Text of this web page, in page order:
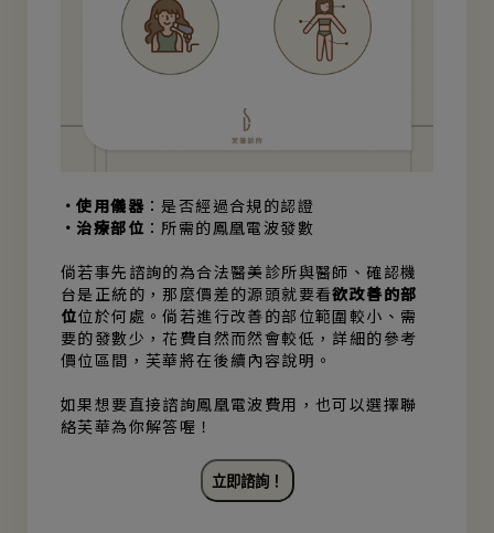
•使用儀器 ：是否經過合規的認證
•治療部位 ：所需的鳳凰電波發數
倘若事先諮詢的為合法醫美診所與醫師、確認機
台是正統的，那麼價差的源頭就要看欲改善的部
位位於何處。倘若進行改善的部位範圍較小、需
要的發數少，花費自然而然會較低，詳細的參考
價位區間，芙華將在後續內容說明。
如果想要直接諮詢鳳凰電波費用，也可以選擇聯
絡芙華為你解答喔！
立即諮詢！